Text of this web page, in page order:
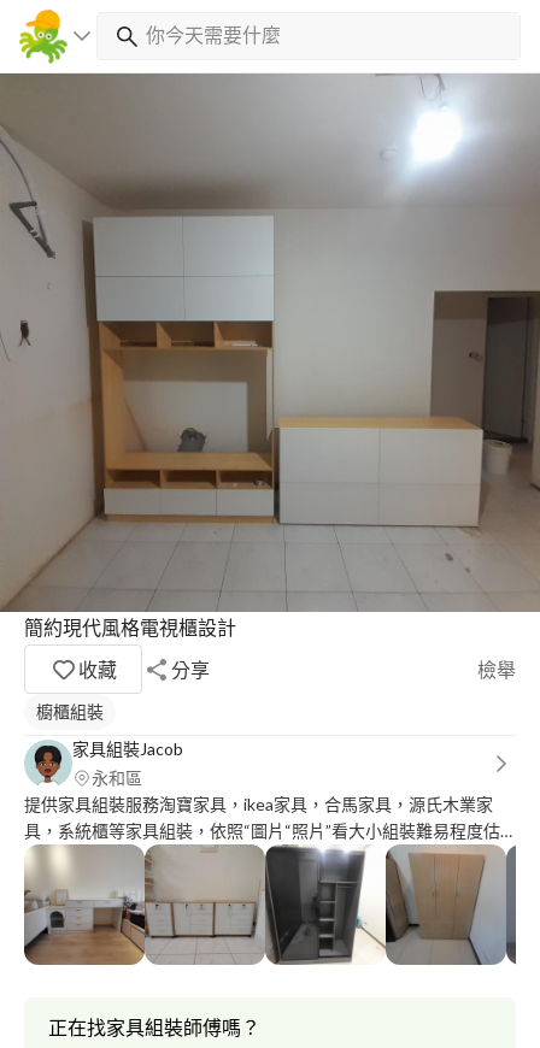
簡約現代風格電視櫃設計
收藏
分享 檢舉
櫥櫃組裝
家具組裝Jacob
永和區
提供家具組裝服務淘寶家具，ikea家具，合馬家具，源氏木業家
具，系統櫃等家具組裝，依照“圖片“照片”看大小組裝難易程度估
價這樣子。 資料裡面有些案例圖片可以參考 ∆舊家具拆裝沒運送服
務
正在找家具組裝師傅嗎？